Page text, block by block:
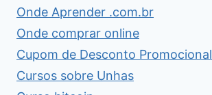
Onde Aprender .com.br
Onde comprar online
Cupom de Desconto Promocional
Cursos sobre Unhas